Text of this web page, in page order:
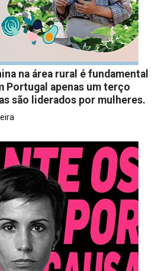
na área rural é fundamental
Portugal apenas um terço
são liderados por mulheres.